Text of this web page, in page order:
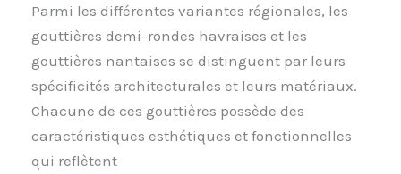
Parmi les différentes variantes régionales, les
gouttières demi-rondes havraises et les
gouttières nantaises se distinguent par leurs
spécificités architecturales et leurs matériaux.
Chacune de ces gouttières possède des
caractéristiques esthétiques et fonctionnelles
qui reflètent